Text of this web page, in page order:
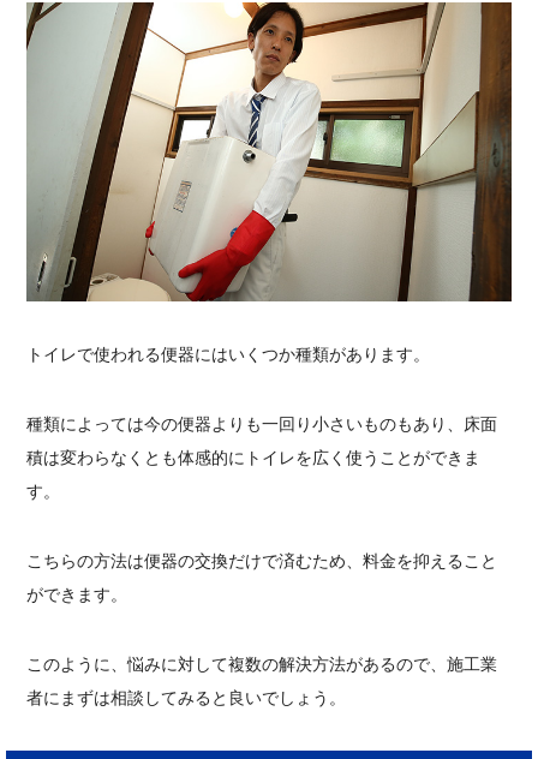
トイレで使われる便器にはいくつか種類があります。
種類によっては今の便器よりも一回り小さいものもあり、床面
積は変わらなくとも体感的にトイレを広く使うことができま
す。
こちらの方法は便器の交換だけで済むため、料金を抑えること
ができます。
このように、悩みに対して複数の解決方法があるので、施工業
者にまずは相談してみると良いでしょう。